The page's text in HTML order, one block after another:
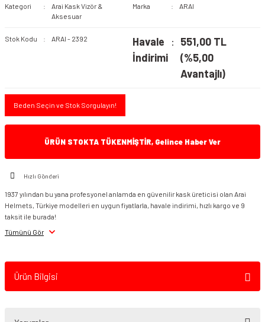
Kategori
Arai Kask Vizör &
Aksesuar
Marka ARAI
Stok Kodu ARAI - 2392
Havale
İndirimi
551,00 TL
(%5,00
Avantajlı)
Beden Seçin ve Stok Sorgulayın!
ÜRÜN STOKTA TÜKENMİŞTİR, Gelince Haber Ver
Hızlı Gönderi
1937 yılından bu yana profesyonel anlamda en güvenilir kask üreticisi olan Arai
Helmets, Türkiye modelleri en uygun fiyatlarla, havale indirimi, hızlı kargo ve 9
taksit ile burada!
Tümünü Gör
Ürün Bilgisi